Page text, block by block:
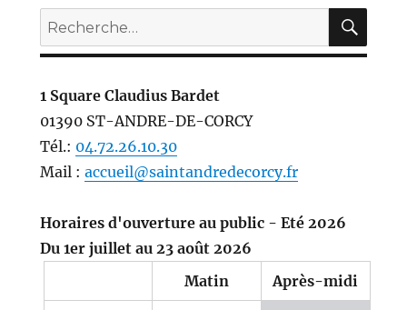
Recherche
pour :
1 Square Claudius Bardet
01390 ST-ANDRE-DE-CORCY
Tél.: 04.72.26.10.30
Mail : accueil@saintandredecorcy.fr
Horaires d'ouverture au public - Eté 2026
Du 1er juillet au 23 août 2026
Matin
Après-midi